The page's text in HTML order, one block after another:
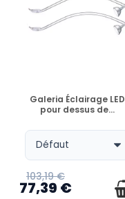
EN STOCK
Galeria Éclairage LED
pour dessus de...
103,19 €
77,39 €